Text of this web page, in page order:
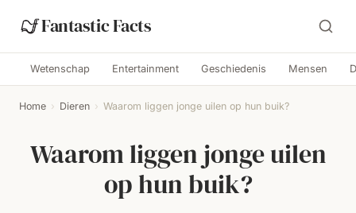
Fantastic Facts
Wetenschap Entertainment Geschiedenis Mensen
Home › Dieren › Waarom liggen jonge uilen op hun buik?
Waarom liggen jonge uilen
op hun buik?